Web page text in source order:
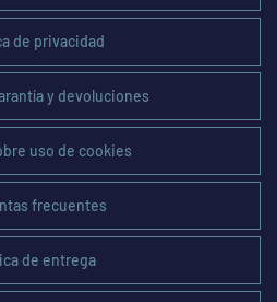
de privacidad
y devoluciones
uso de cookies
frecuentes
de entrega